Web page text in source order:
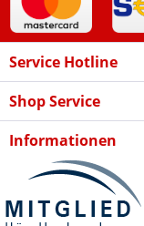
Service Hotline
Shop Service
Informationen